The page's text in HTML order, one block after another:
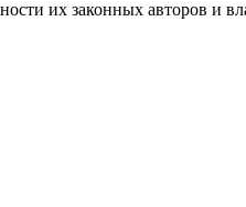
их законных авторов и